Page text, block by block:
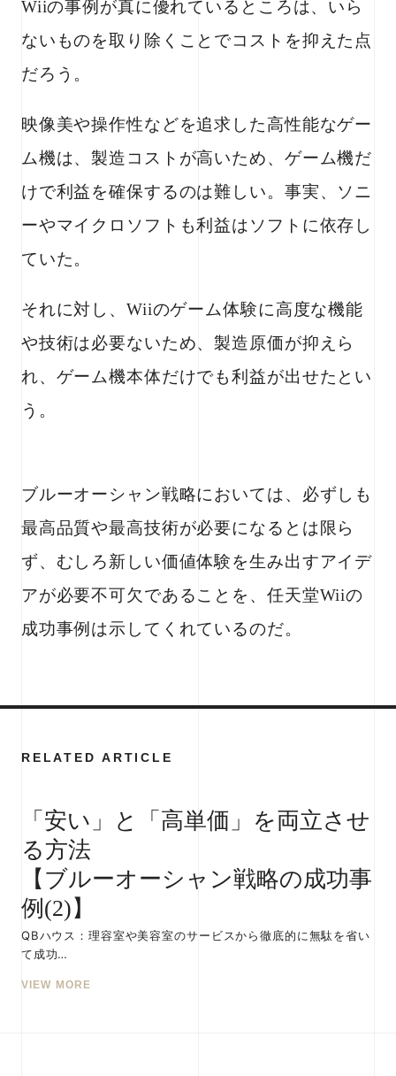
Wiiの事例が真に優れているところは、いら
ないものを取り除くことでコストを抑えた点
だろう。
映像美や操作性などを追求した高性能なゲー
ム機は、製造コストが高いため、ゲーム機だ
けで利益を確保するのは難しい。事実、ソニ
ーやマイクロソフトも利益はソフトに依存し
ていた。
それに対し、Wiiのゲーム体験に高度な機能
や技術は必要ないため、製造原価が抑えら
れ、ゲーム機本体だけでも利益が出せたとい
う。
ブルーオーシャン戦略においては、必ずしも
最高品質や最高技術が必要になるとは限ら
ず、むしろ新しい価値体験を生み出すアイデ
アが必要不可欠であることを、任天堂Wiiの
成功事例は示してくれているのだ。
RELATED ARTICLE
「安い」と「高単価」を両立させ
る方法
【ブルーオーシャン戦略の成功事
例(2)】
QBハウス：理容室や美容室のサービスから徹底的に無駄を省い
て成功…
VIEW MORE